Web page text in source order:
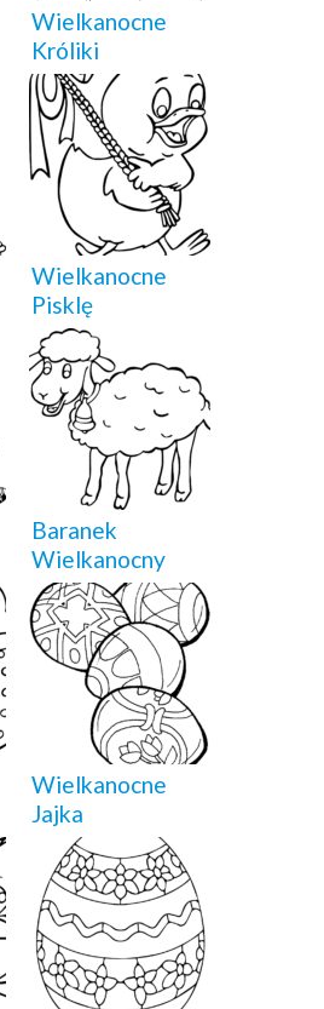
Wielkanocne
Króliki
Wielkanocne
Pisklę
Baranek
Wielkanocny
Wielkanocne
Jajka